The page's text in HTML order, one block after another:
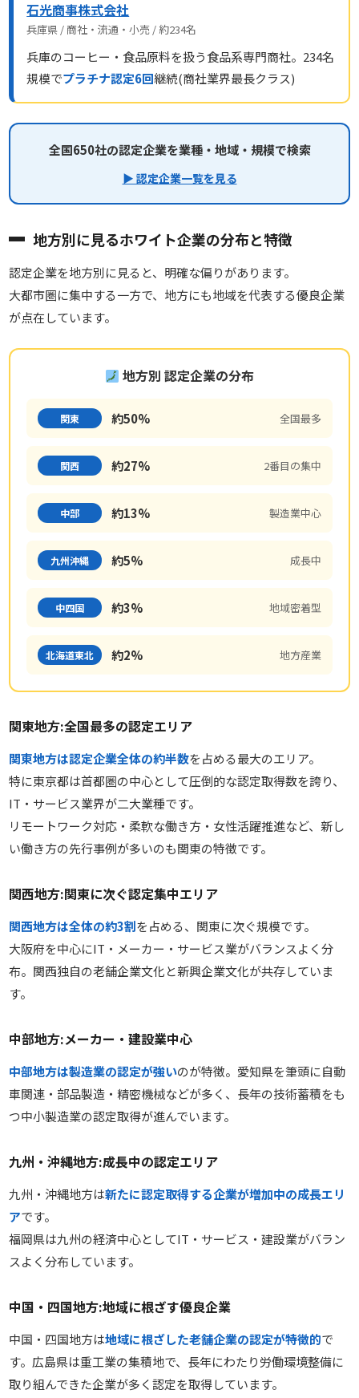
石光商事株式会社
兵庫県 / 商社・流通・小売 / 約234名
兵庫のコーヒー・食品原料を扱う食品系専門商社。234名
規模でプラチナ認定6回継続(商社業界最長クラス)
全国650社の認定企業を業種・地域・規模で検索
▶ 認定企業一覧を見る
地方別に見るホワイト企業の分布と特徴
認定企業を地方別に見ると、明確な偏りがあります。
大都市圏に集中する一方で、地方にも地域を代表する優良企業
が点在しています。
地方別 認定企業の分布
関東 約50% 全国最多
関西 約27% 2番目の集中
中部 約13% 製造業中心
九州沖縄 約5% 成長中
中四国 約3% 地域密着型
北海道東北 約2% 地方産業
関東地方:全国最多の認定エリア
関東地方は認定企業全体の約半数を占める最大のエリア。
特に東京都は首都圏の中心として圧倒的な認定取得数を誇り、
IT・サービス業界が二大業種です。
リモートワーク対応・柔軟な働き方・女性活躍推進など、新し
い働き方の先行事例が多いのも関東の特徴です。
関西地方:関東に次ぐ認定集中エリア
関西地方は全体の約3割を占める、関東に次ぐ規模です。
大阪府を中心にIT・メーカー・サービス業がバランスよく分
布。関西独自の老舗企業文化と新興企業文化が共存していま
す。
中部地方:メーカー・建設業中心
中部地方は製造業の認定が強いのが特徴。愛知県を筆頭に自動
車関連・部品製造・精密機械などが多く、長年の技術蓄積をも
つ中小製造業の認定取得が進んでいます。
九州・沖縄地方:成長中の認定エリア
九州・沖縄地方は新たに認定取得する企業が増加中の成長エリ
アです。
福岡県は九州の経済中心としてIT・サービス・建設業がバラン
スよく分布しています。
中国・四国地方:地域に根ざす優良企業
中国・四国地方は地域に根ざした老舗企業の認定が特徴的で
す。広島県は重工業の集積地で、長年にわたり労働環境整備に
取り組んできた企業が多く認定を取得しています。